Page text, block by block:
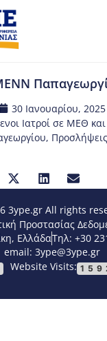
30 Ιανουαρίου, 2025
Ιατροί σε ΜΕΘ
,
3ype.gr All rights
Προστασίας
ΕλλάδαΤηλ: +30
email: 3ype@3ype.gr
Website Visits: